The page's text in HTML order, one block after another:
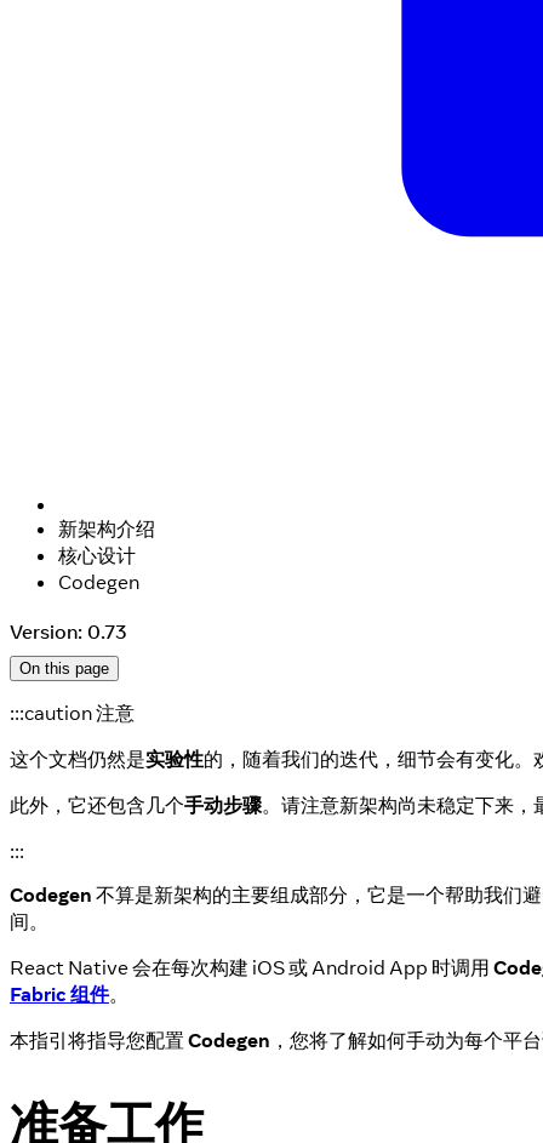
新架构介绍
核心设计
Codegen
Version: 0.73
On this page
:::caution 注意
这个文档仍然是实验性的，随着我们的迭代，细节会有变化。
此外，它还包含几个手动步骤。请注意新架构尚未稳定下来
:::
Codegen 不算是新架构的主要组成部分，它是一个帮助我们
间。
React Native 会在每次构建 iOS 或 Android App 时调用
Fabric 组件。
本指引将指导您配置 Codegen ，您将了解如何手动为每个平
准备工作